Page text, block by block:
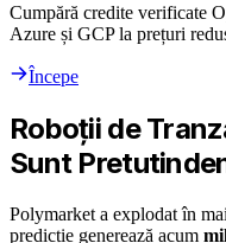
Cumpără credite verificate
Azure și GCP la prețuri
Începe
Roboții de
Sunt
Polymarket a explodat în
predicție generează acum